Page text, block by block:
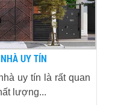
UY TÍN
uy tín là rất quan
lượng...